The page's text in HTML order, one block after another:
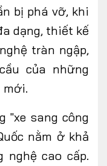
bị phá vỡ, khi
dạng, thiết kế
tràn ngập,
của những
"xe sang công
nằm ở khả
nghệ cao cấp.